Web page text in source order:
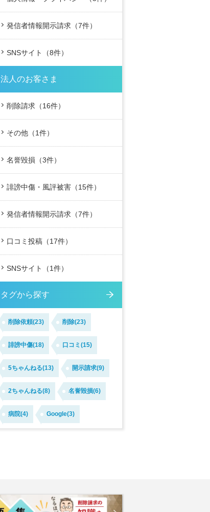
発信者情報開示請求（7件）
SNSサイト（8件）
法人のお客さま
削除請求（16件）
その他（1件）
名誉毀損（3件）
誹謗中傷・風評被害（15件）
発信者情報開示請求（7件）
口コミ投稿（17件）
SNSサイト（1件）
タグから探す
削除依頼(23) 削除(23)
誹謗中傷(18) 口コミ(15)
5ちゃんねる(13) 開示請求(9)
2ちゃんねる(8) 名誉毀損(6)
病院(4) Google(3)